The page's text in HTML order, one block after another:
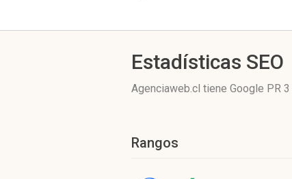
Estadísticas SEO
Agenciaweb.cl tiene Google PR 3
Rangos